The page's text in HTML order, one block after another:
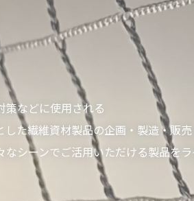
策などに使用される
た繊維資材製品の企画・製造・販売
シーンでご活用いただける製品を